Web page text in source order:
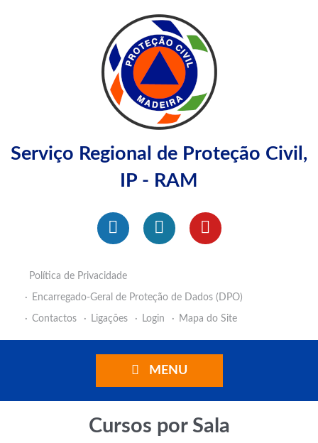
Serviço Regional de Proteção Civil,
IP - RAM
Política de Privacidade
Encarregado-Geral de Proteção de Dados (DPO)
Contactos
Ligações Login Mapa do Site
MENU
Cursos por Sala